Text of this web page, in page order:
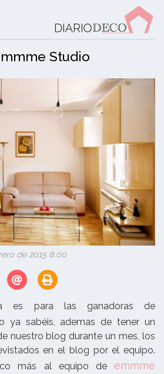
Studio
de 2015 8:00
es para las ganadoras de
ya sabéis, ademas de tener un
nuestro blog durante un mes, los
en el blog por el equipo.
más al equipo de emmme